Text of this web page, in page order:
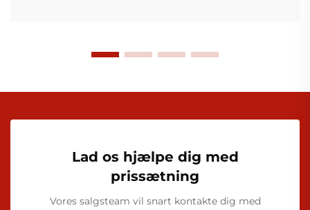
Lad os hjælpe dig med
prissætning
Vores salgsteam vil snart kontakte dig med